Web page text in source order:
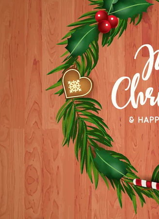
A plataforma criativa para você direcionar
seu melhor trabalho. Mais de 1 milhão de
assinantes entre criativos, empresas,
agências e estúdios.
Português
Copyright © 2010- 2026 Freepik Company S.L.U.